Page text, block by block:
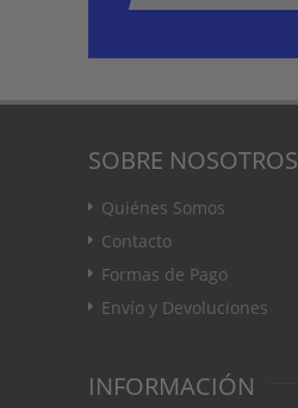
SOBRE NOSOTROS
Quiénes Somos
Contacto
Formas de Pago
Envío y Devoluciones
INFORMACIÓN